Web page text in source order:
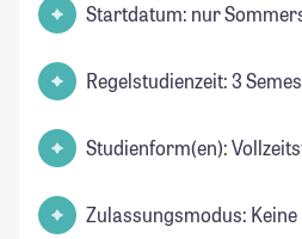
Startdatum: nur
Regelstudienzeit: 3
Studienform(en):
Zulassungsmodus: Keine